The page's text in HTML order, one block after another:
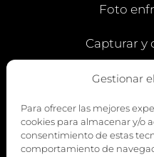
Gestionar
Para ofrecer las mejores
cookies para almacenar y/o
consentimiento de estas
comportamiento de
Foto
Capturar y
Vía